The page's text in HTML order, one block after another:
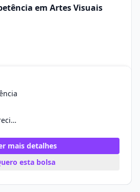
em Artes Visuais
Nossa Senhora Aparecida/SE
mais detalhes
esta bolsa